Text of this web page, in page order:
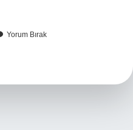
Yorum Bırak